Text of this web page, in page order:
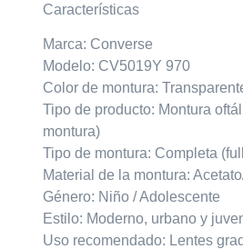
Características
Marca: Converse
Modelo: CV5019Y 970
Color de montura:
Tipo de producto: Montura
montura)
Tipo de montura: Completa
Material de la montura:
Género: Niño / Adolescente
Estilo: Moderno, urbano y
Uso recomendado: Lentes